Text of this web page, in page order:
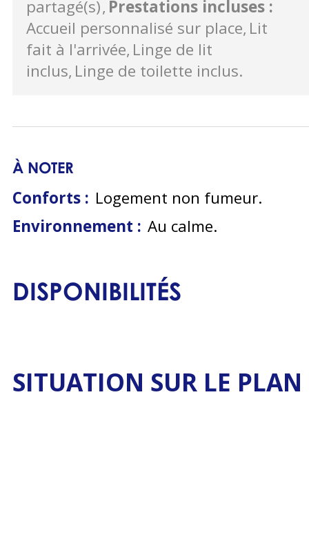
partagé(s) Prestations incluses :
Accueil personnalisé sur place Lit
fait à l'arrivée Linge de lit
inclus Linge de toilette inclus
À NOTER
Conforts : Logement non fumeur
Environnement : Au calme
DISPONIBILITÉS
SITUATION SUR LE PLAN